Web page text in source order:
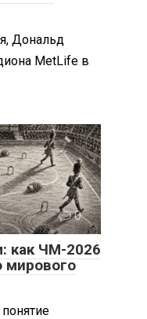
Дональд
MetLife в
0
как ЧМ-2026
мирового